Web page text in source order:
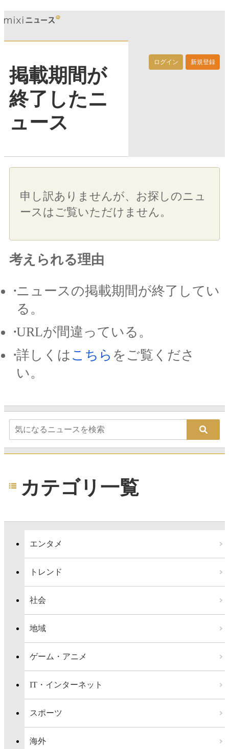
ログイン 新規登録
掲載期間が
終了したニ
ュース
申し訳ありませんが、お探しのニュ
ースはご覧いただけません。
考えられる理由
ニュースの掲載期間が終了してい
る。
URLが間違っている。
詳しくは こちら をご覧くださ
い。
カテゴリ一覧
エンタメ
トレンド
社会
地域
ゲーム・アニメ
IT・インターネット
スポーツ
海外